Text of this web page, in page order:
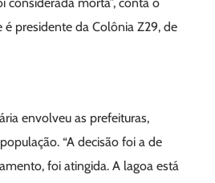
presidente da Colônia Z29, de
envolveu as prefeituras,
“A decisão foi a de
foi atingida. A lagoa está